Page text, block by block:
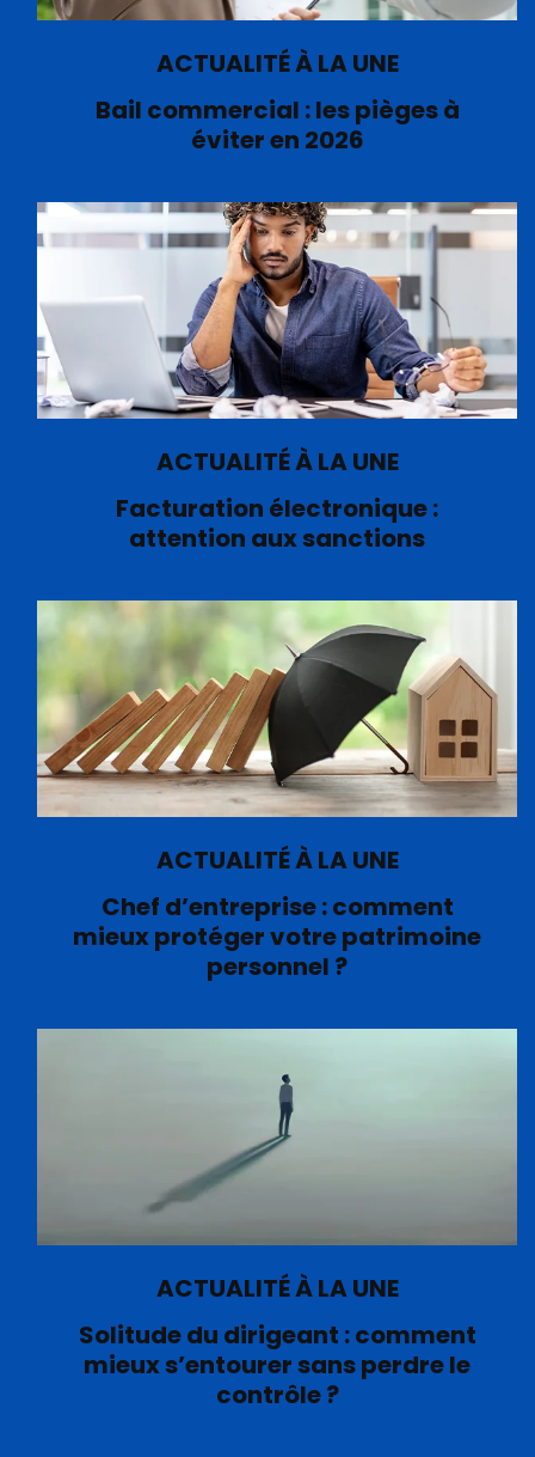
ACTUALITÉ À LA UNE
Bail commercial : les pièges à
éviter en 2026
ACTUALITÉ À LA UNE
Facturation électronique :
attention aux sanctions
ACTUALITÉ À LA UNE
Chef d’entreprise : comment
mieux protéger votre patrimoine
personnel ?
ACTUALITÉ À LA UNE
Solitude du dirigeant : comment
mieux s’entourer sans perdre le
contrôle ?